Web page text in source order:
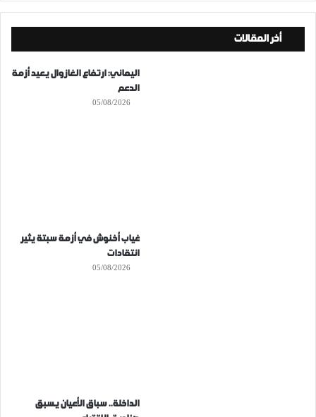
أخر المقالات
اليماني: ارتفاع الغازوال يعيد أزمة
الدعم
05/08/2026
غياب أخنوش في أزمة سبتة يثير
انتقادات
05/08/2026
الداخلة.. سباق الأعيان يسبق